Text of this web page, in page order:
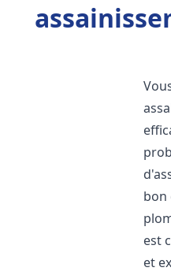
bon
est
et